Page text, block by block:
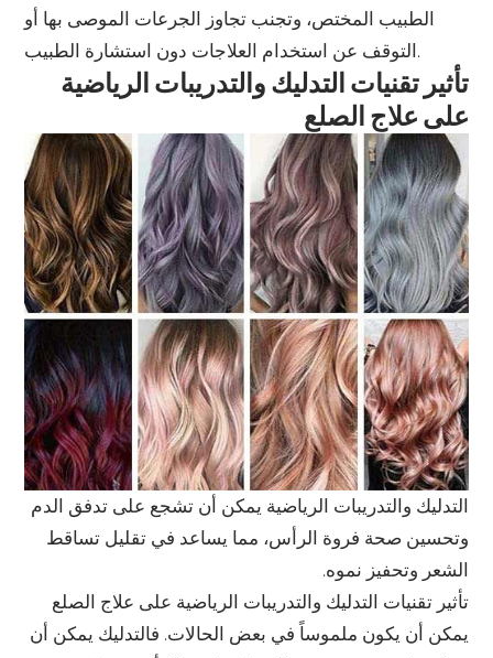
الطبيب المختص، وتجنب تجاوز الجرعات الموصى بها أو
التوقف عن استخدام العلاجات دون استشارة الطبيب.
تأثير تقنيات التدليك والتدريبات الرياضية
على علاج الصلع
التدليك والتدريبات الرياضية يمكن أن تشجع على تدفق الدم
وتحسين صحة فروة الرأس، مما يساعد في تقليل تساقط
الشعر وتحفيز نموه.
تأثير تقنيات التدليك والتدريبات الرياضية على علاج الصلع
يمكن أن يكون ملموساً في بعض الحالات. فالتدليك يمكن أن